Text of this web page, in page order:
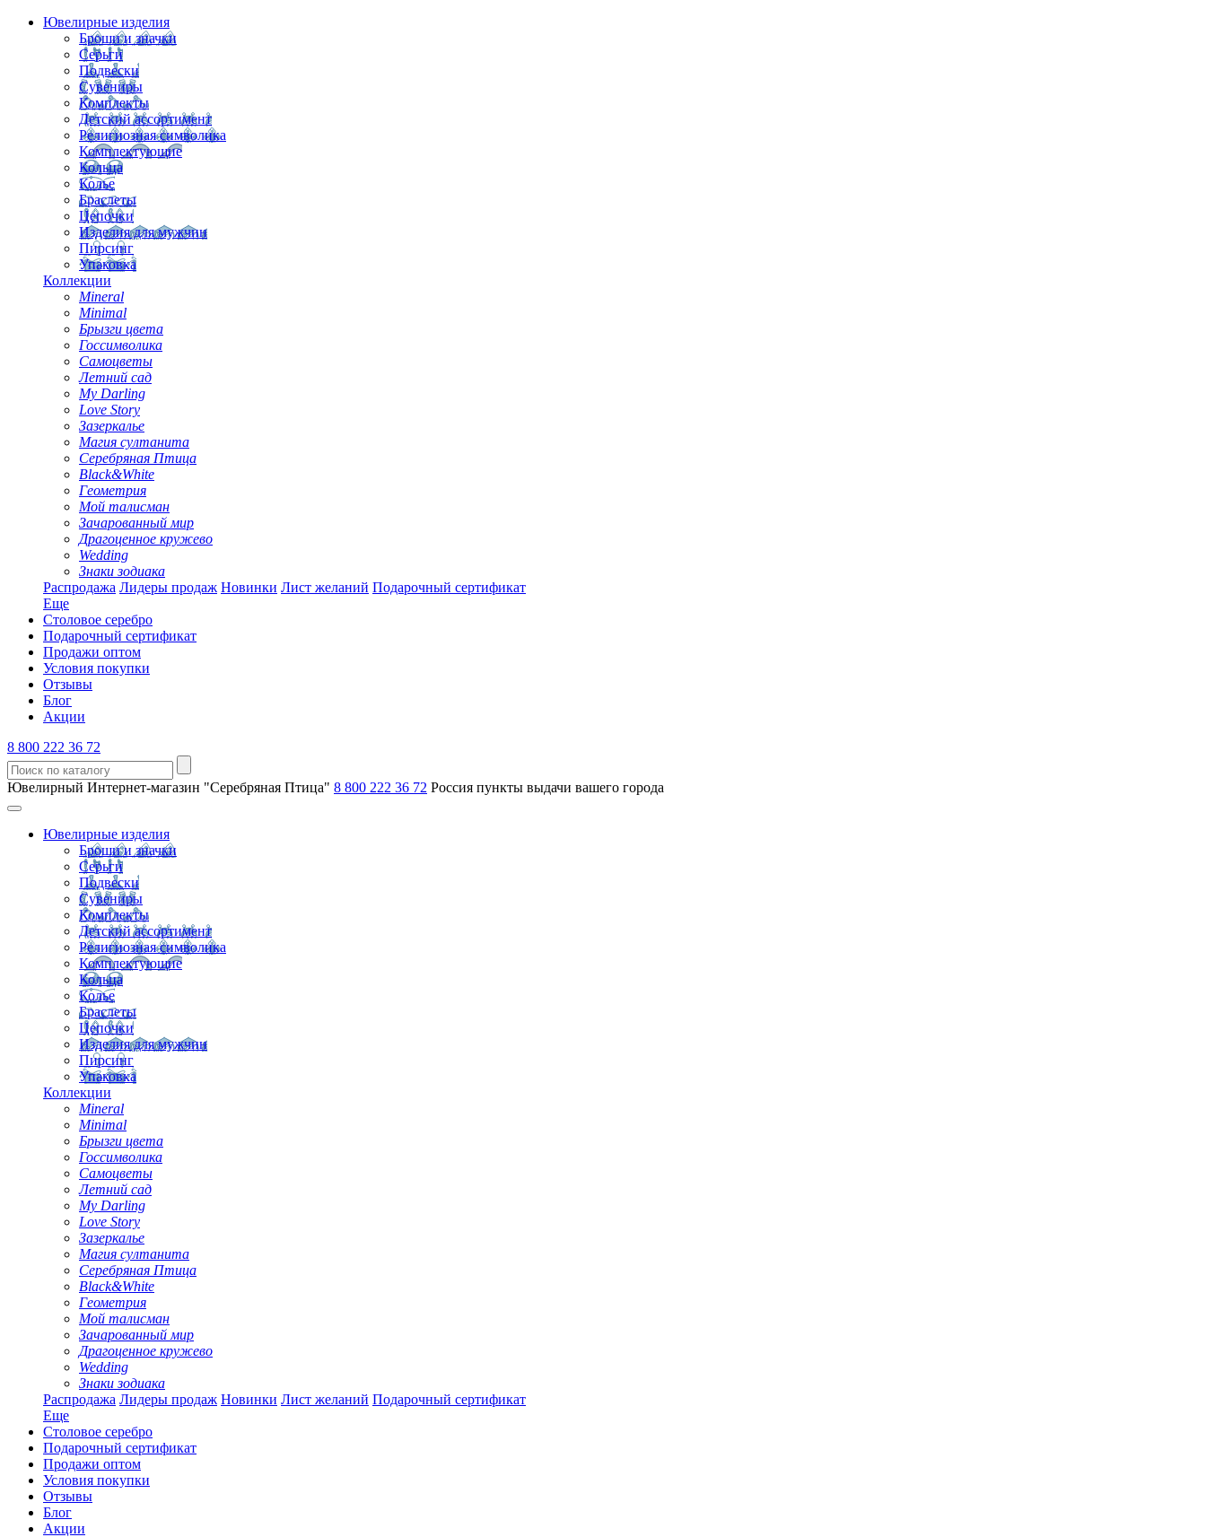
Ювелирные изделия
Броши и значки
Серьги
Подвески
Сувениры
Комплекты
Детский ассортимент
Религиозная символика
Комплектующие
Кольца
Колье
Браслеты
Цепочки
Изделия для мужчин
Пирсинг
Упаковка
Коллекции
Mineral
Minimal
Брызги цвета
Госсимволика
Самоцветы
Летний сад
My Darling
Love Story
Зазеркалье
Магия султанита
Серебряная Птица
Black&White
Геометрия
Мой талисман
Зачарованный мир
Драгоценное кружево
Wedding
Знаки зодиака
Распродажа Лидеры продаж Новинки Лист желаний Подарочный сертификат
Еще
Столовое серебро
Подарочный сертификат
Продажи оптом
Условия покупки
Отзывы
Блог
Акции
8 800 222 36 72
Ювелирный Интернет-магазин "Серебряная Птица" 8 800 222 36 72 Россия пункты выдачи вашего города
Ювелирные изделия
Броши и значки
Серьги
Подвески
Сувениры
Комплекты
Детский ассортимент
Религиозная символика
Комплектующие
Кольца
Колье
Браслеты
Цепочки
Изделия для мужчин
Пирсинг
Упаковка
Коллекции
Mineral
Minimal
Брызги цвета
Госсимволика
Самоцветы
Летний сад
My Darling
Love Story
Зазеркалье
Магия султанита
Серебряная Птица
Black&White
Геометрия
Мой талисман
Зачарованный мир
Драгоценное кружево
Wedding
Знаки зодиака
Распродажа Лидеры продаж Новинки Лист желаний Подарочный сертификат
Еще
Столовое серебро
Подарочный сертификат
Продажи оптом
Условия покупки
Отзывы
Блог
Акции